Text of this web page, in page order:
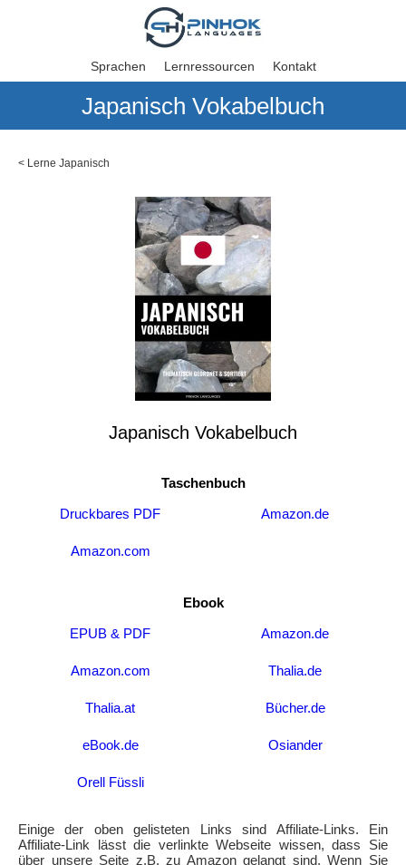
Sprachen Lernressourcen Kontakt
Japanisch Vokabelbuch
< Lerne Japanisch
Japanisch Vokabelbuch
Taschenbuch
Druckbares PDF
Amazon.de
Amazon.com
Ebook
EPUB & PDF
Amazon.de
Amazon.com Thalia.de
Thalia.at Bücher.de
eBook.de Osiander
Orell Füssli
Einige der oben gelisteten Links sind Affiliate-Links. Ein
Affiliate-Link lässt die verlinkte Webseite wissen, dass Sie
über unsere Seite z.B. zu Amazon gelangt sind. Wenn Sie